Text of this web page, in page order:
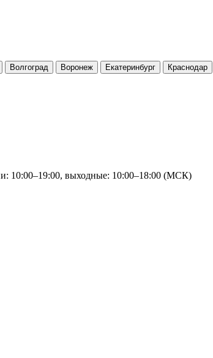
Волгоград Воронеж Екатеринбург Краснодар
10:00–19:00, выходные: 10:00–18:00 (МСК)